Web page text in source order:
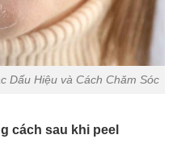
Dấu Hiệu và Cách Chăm Sóc
cách sau khi peel